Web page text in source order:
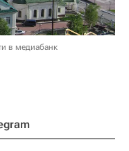
в медиабанк